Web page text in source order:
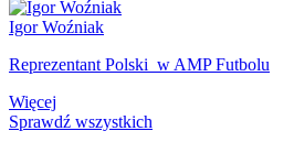
IgorWoźniak
Reprezentant Polski w AMP Futbolu
Więcej
Sprawdź wszystkich